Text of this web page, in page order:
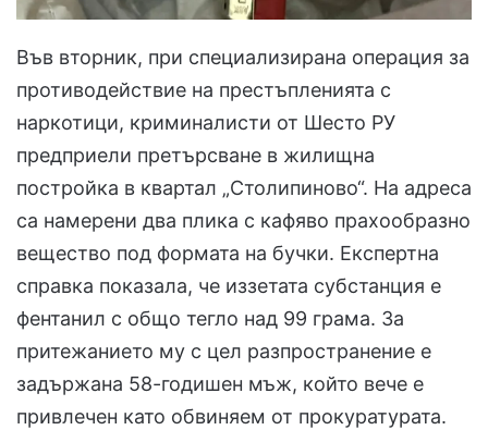
Във вторник, при специализирана операция за
противодействие на престъпленията с
наркотици, криминалисти от Шесто РУ
предприели претърсване в жилищна
постройка в квартал „Столипиново“. На адреса
са намерени два плика с кафяво прахообразно
вещество под формата на бучки. Експертна
справка показала, че иззетата субстанция е
фентанил с общо тегло над 99 грама. За
притежанието му с цел разпространение е
задържана 58-годишен мъж, който вече е
привлечен като обвиняем от прокуратурата.